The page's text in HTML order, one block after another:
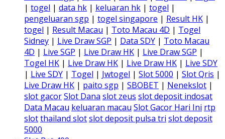
| togel | data hk | keluaran hk | togel |
pengeluaran sgp | togel singapore | Result HK |
togel | Result Macau | Toto Macau 4D | Togel
Sidney | Live Draw SGP | Data SDY | Toto Macau
4D | Live SGP | Live Draw HK | Live Draw SGP |
Togel HK | Live Draw HK | Live Draw HK | Live SDY
| Live SDY | Togel | Jwtogel | Slot 5000 | Slot Qris |
Live Draw HK | paito sgp | SBOBET | Nenekslot |
slot gacorSlot Dana slot zeus slot deposit indosat
Data Macau keluaran macau Slot Gacor Hari Ini rtp
slotthailand slotslot deposit pulsa tri slot deposit
5000